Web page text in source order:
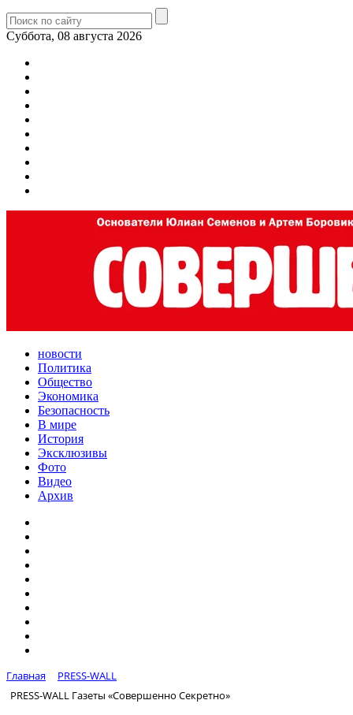
Суббота, 08 августа 2026
новости
Политика
Общество
Экономика
Безопасность
В мире
История
Эксклюзивы
Фото
Видео
Архив
Главная
PRESS-WALL
PRESS-WALL Газеты «Совершенно Секретно»